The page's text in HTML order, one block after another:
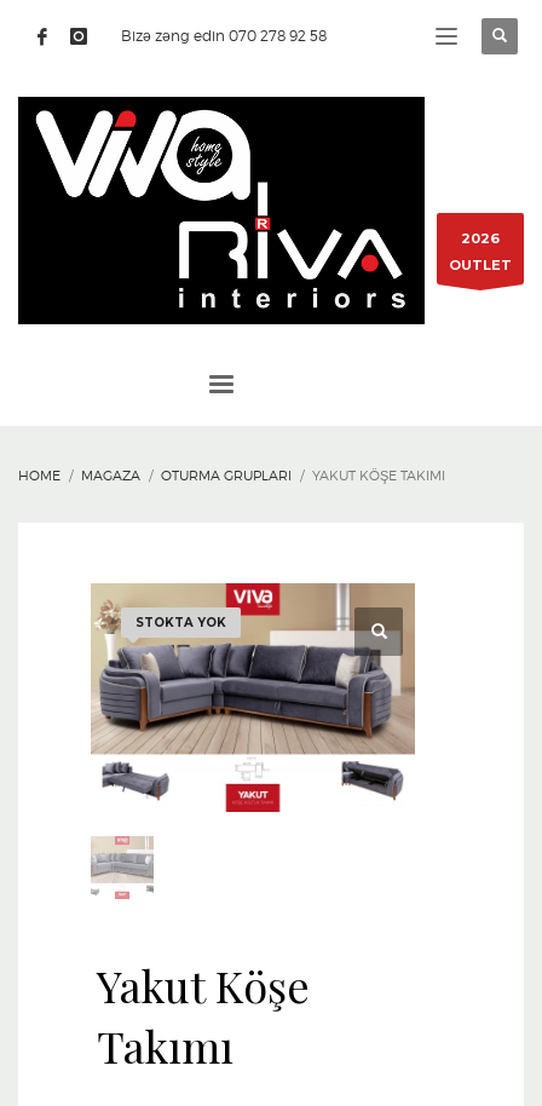
Bizə zəng edin 070 278 92 58
2026
OUTLET
HOME MAGAZA OTURMA GRUPLARI YAKUT KÖŞE TAKIMI
STOKTA YOK
Yakut Köşe
Takımı